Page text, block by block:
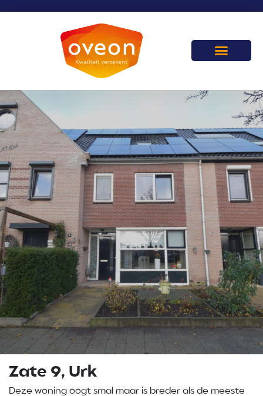
Zate 9, Urk
Deze woning oogt smal maar is breder als de meeste